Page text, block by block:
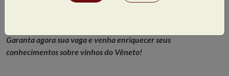
Garanta agora sua vaga e venha enriquecer seus
conhecimentos sobre vinhos do Vêneto!